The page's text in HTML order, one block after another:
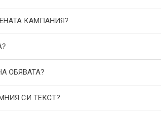
КАМПАНИЯ?
ОБЯВАТА?
СИ ТЕКСТ?